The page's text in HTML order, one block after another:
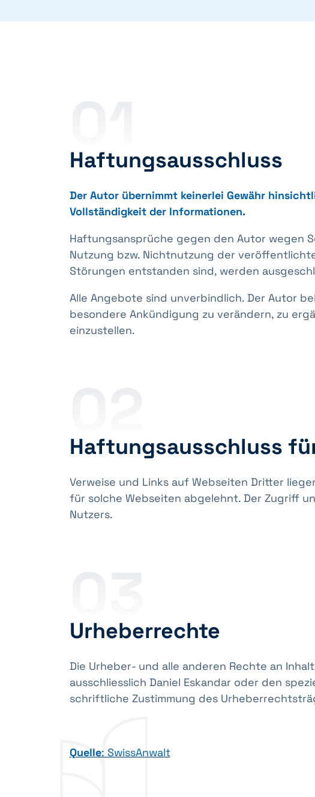
Haftungsausschluss
Der Autor übernimmt keinerlei Gewähr
Vollständigkeit der Informationen.
Haftungsansprüche gegen den Autor wegen
Nutzung bzw. Nichtnutzung der
Störungen entstanden sind, werden
Alle Angebote sind unverbindlich. Der Autor
besondere Ankündigung zu verändern, zu
einzustellen.
Haftungsausschluss
Verweise und Links auf Webseiten Dritter
für solche Webseiten abgelehnt. Der Zugriff
Nutzers.
Urheberrechte
Die Urheber- und alle anderen Rechte an
ausschliesslich Daniel Eskandar oder den
schriftliche Zustimmung des
Quelle: SwissAnwalt